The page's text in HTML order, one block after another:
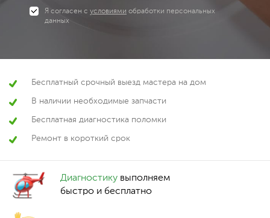
Я согласен с условиями обработки персональных
данных
Бесплатный срочный выезд мастера на дом
В наличии необходимые запчасти
Бесплатная диагностика поломки
Ремонт в короткий срок
Диагностику выполняем
быстро и бесплатно